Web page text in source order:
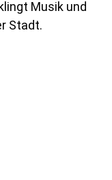
Musik und
Stadt.